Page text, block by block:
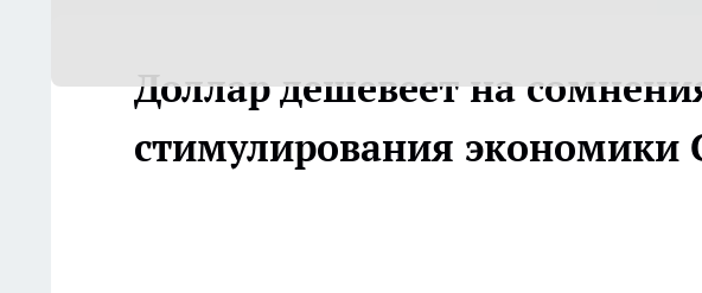
Доллар дешевеет на
стимулирования